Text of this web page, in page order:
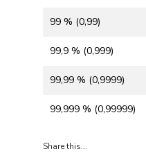
99 % (0,99)
99,9 % (0,999)
99,99 % (0,9999)
99,999 % (0,99999)
Share this...